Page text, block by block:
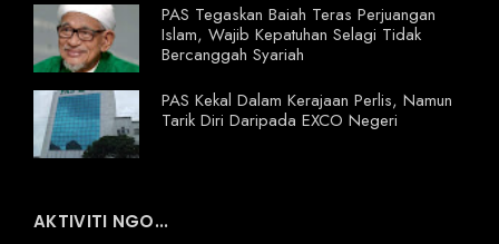
PAS Tegaskan Baiah Teras Perjuangan
Islam, Wajib Kepatuhan Selagi Tidak
Bercanggah Syariah
PAS Kekal Dalam Kerajaan Perlis, Namun
Tarik Diri Daripada EXCO Negeri
AKTIVITI NGO...